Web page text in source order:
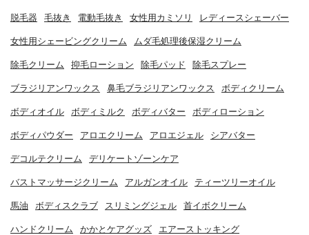
脱毛器 毛抜き 電動毛抜き 女性用カミソリ レディースシェーバー
女性用シェービングクリーム ムダ毛処理後保湿クリーム
除毛クリーム 抑毛ローション 除毛パッド 除毛スプレー
ブラジリアンワックス 鼻毛ブラジリアンワックス ボディクリーム
ボディオイル ボディミルク ボディバター ボディローション
ボディパウダー アロエクリーム アロエジェル シアバター
デコルテクリーム デリケートゾーンケア
バストマッサージクリーム アルガンオイル ティーツリーオイル
馬油 ボディスクラブ スリミングジェル 首イボクリーム
ハンドクリーム かかとケアグッズ エアーストッキング